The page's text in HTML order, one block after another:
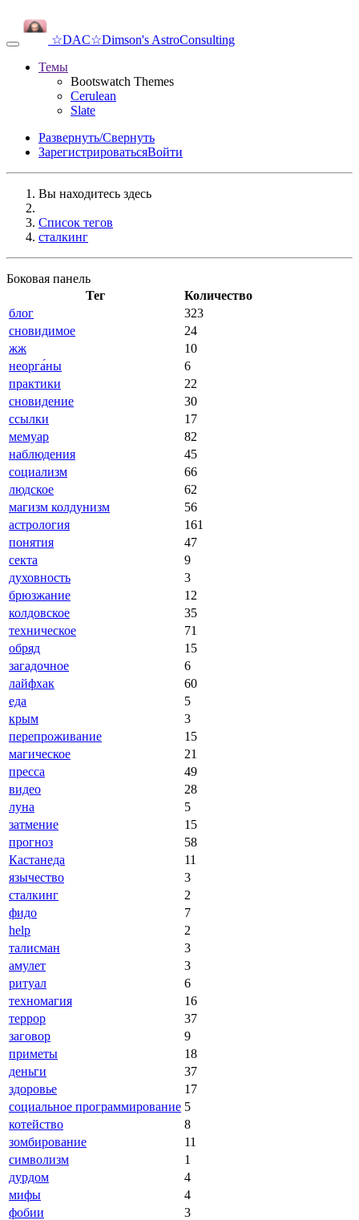
☆DAC☆Dimson's AstroConsulting
Темы
Bootswatch Themes
Cerulean
Slate
Развернуть/Свернуть
ЗарегистрироватьсяВойти
Вы находитесь здесь
Список тегов
сталкинг
Боковая панель
Тег
Количество
блог
323
сновидимое
24
жж
10
неорга́ны
6
практики
22
сновидение
30
ссылки
17
мемуар
82
наблюдения
45
социализм
66
людское
62
магизм колдунизм
56
астрология
161
понятия
47
секта
9
духовность
3
брюзжание
12
колдовское
35
техническое
71
обряд
15
загадочное
6
лайфхак
60
еда
5
крым
3
перепроживание
15
магическое
21
пресса
49
видео
28
луна
5
затмение
15
прогноз
58
Кастанеда
11
язычество
3
сталкинг
2
фидо
7
help
2
талисман
3
амулет
3
ритуал
6
техномагия
16
террор
37
заговор
9
приметы
18
деньги
37
здоровье
17
социальное программирование 5
котейство
8
зомбирование
11
символизм
1
дурдом
4
мифы
4
фобии
3